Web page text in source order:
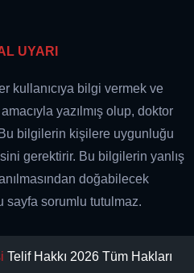
UYARI
kullanıcıya bilgi vermek ve
yazılmış olup, doktor
bilgilerin kişilere uygunluğu
gerektirir. Bu bilgilerin yanlış
doğabilecek
sayfa sorumlu tutulmaz.
Telif Hakkı 2026 Tüm Hakları